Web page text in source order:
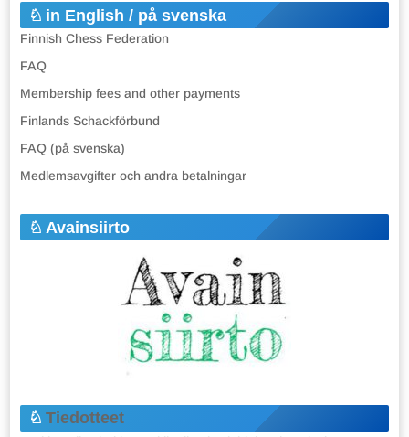
in English / på svenska
Finnish Chess Federation
FAQ
Membership fees and other payments
Finlands Schackförbund
FAQ (på svenska)
Medlemsavgifter och andra betalningar
Avainsiirto
Tiedotteet